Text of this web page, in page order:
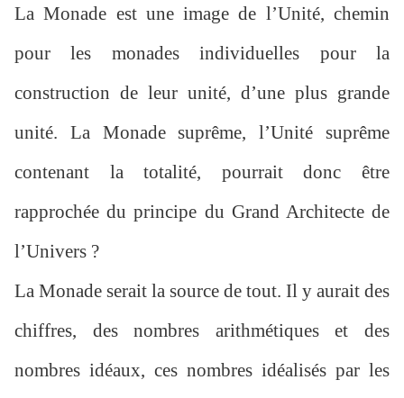
La Monade est une image de l’Unité, chemin
pour les monades individuelles pour la
construction de leur unité, d’une plus grande
unité. La Monade suprême, l’Unité suprême
contenant la totalité, pourrait donc être
rapprochée du principe du Grand Architecte de
l’Univers ?
La Monade serait la source de tout. Il y aurait des
chiffres, des nombres arithmétiques et des
nombres idéaux, ces nombres idéalisés par les